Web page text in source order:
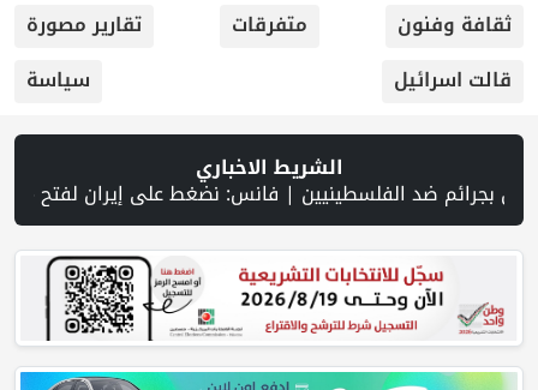
متفرقات
تقارير مصورة
الشريط الاخباري
التعليم الوجاهي في غزة ومواجهة سياسة الإبادة | مسيحيو الضفة أمام موجة هجرة متصاعدة: الاحتلال والاستيطان يهددان بقاءهم | إصابة سفينة بمقذوف مجهول قبالة